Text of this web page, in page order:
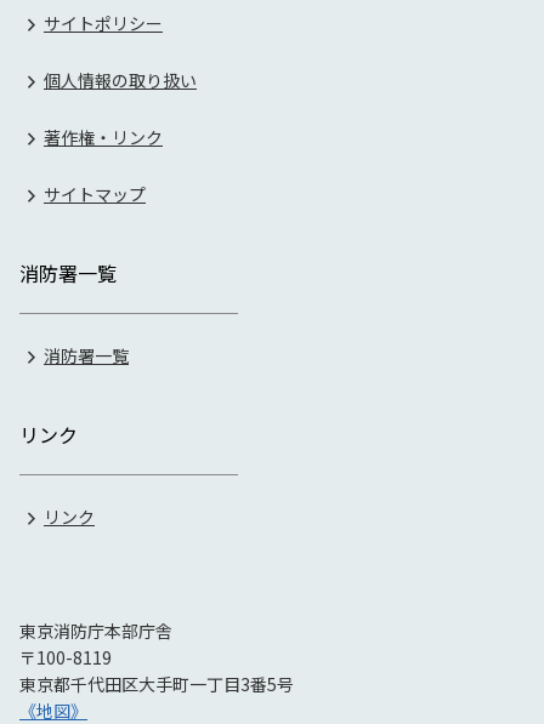
サイトポリシー
個人情報の取り扱い
著作権・リンク
サイトマップ
消防署一覧
消防署一覧
リンク
リンク
東京消防庁本部庁舎
〒100-8119
東京都千代田区大手町一丁目3番5号
《地図》